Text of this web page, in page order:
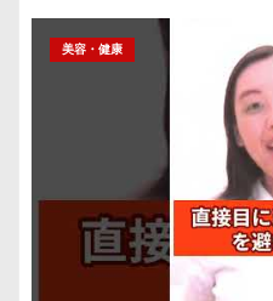
美容・健康